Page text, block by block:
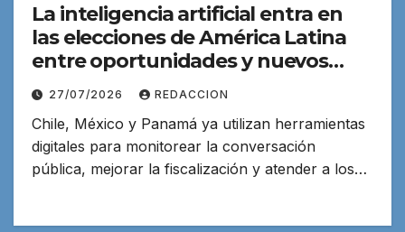
La inteligencia artificial entra en
las elecciones de América Latina
entre oportunidades y nuevos
riesgos
27/07/2026 REDACCION
Chile, México y Panamá ya utilizan herramientas
digitales para monitorear la conversación
pública, mejorar la fiscalización y atender a los…